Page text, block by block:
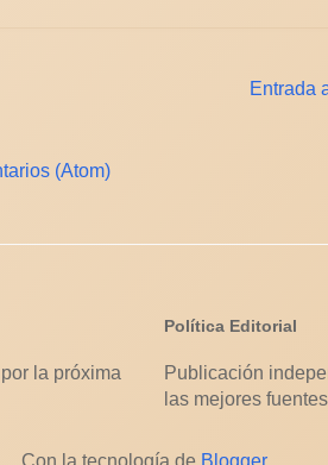
Entrada
(Atom)
la próxima
Política Editorial
Publicación
las mejores
Con la tecnología de Blogger.